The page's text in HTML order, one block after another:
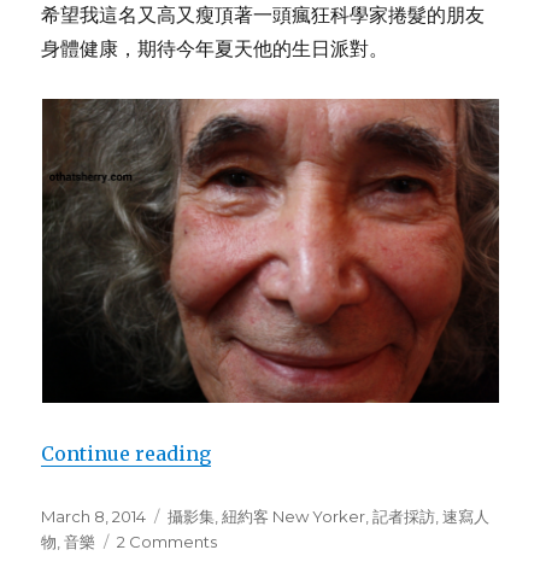
希望我這名又高又瘦頂著一頭瘋狂科學家捲髮的朋友
身體健康，期待今年夏天他的生日派對。
Continue reading
Posted
on
March 8, 2014 Categories
攝影集,紐約客 New Yorker,記者採訪,速寫人
物,音樂 2 Comments